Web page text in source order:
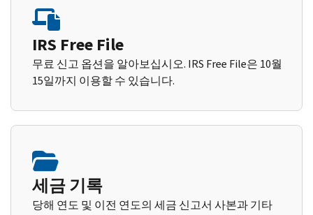
IRS Free File
무료 신고 옵션을 알아보십시오. IRS Free File은 10월
15일까지 이용할 수 있습니다.
세금 기록
당해 연도 및 이전 연도의 세금 신고서 사본과 기타